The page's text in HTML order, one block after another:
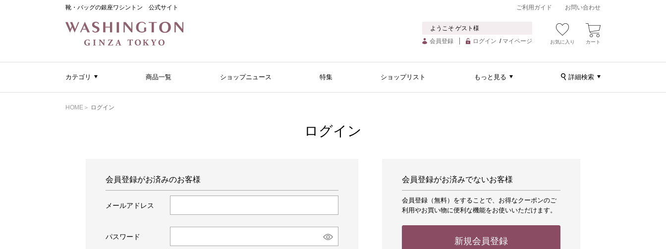
靴・バッグの銀座ワシントン 公式サイト ご利用ガイド お問い合わせ
ようこそ ゲスト様
会員登録
ログイン / マイページ お気に入り カート
カテゴリ 商品一覧 ショップニュース 特集 ショップリスト もっと見る 詳細検索
HOME ログイン
ログイン
会員登録がお済みのお客様
メールアドレス
パスワード
会員登録がお済みでないお客様
会員登録（無料）をすることで、お得なクーポンのご
利用やお買い物に便利な機能をお使いいただけます。
新規会員登録